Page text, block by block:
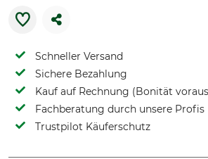
Schneller Versand
Sichere Bezahlung
Kauf auf Rechnung (Bonität
Fachberatung durch unsere Profis
Trustpilot Käuferschutz